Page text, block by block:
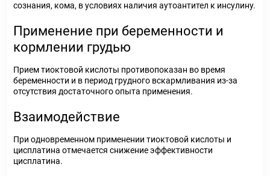
сознания, кома, в условиях наличия аутоантител к инсулину.
Применение при беременности и
кормлении грудью
Прием тиоктовой кислоты противопоказан во время
беременности и в период грудного вскармливания из-за
отсутствия достаточного опыта применения.
Взаимодействие
При одновременном применении тиоктовой кислоты и
цисплатина отмечается снижение эффективности
цисплатина.